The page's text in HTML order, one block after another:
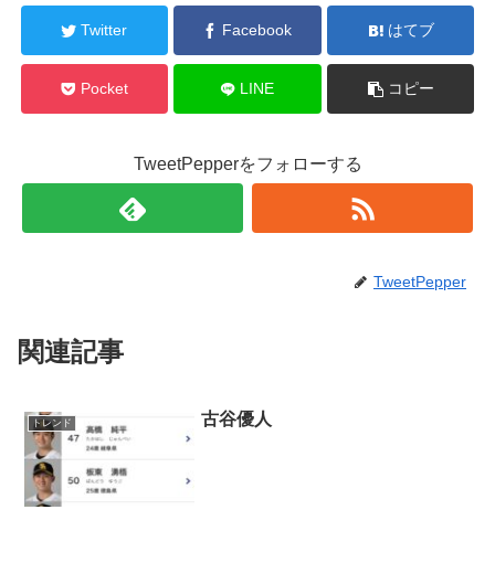
Twitter Facebook はてブ
Pocket LINE コピー
TweetPepperをフォローする
TweetPepper
関連記事
トレンド 古谷優人